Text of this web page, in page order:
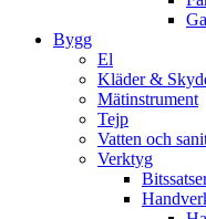
Bygg
El
Kläder &
Mätinstrument
Tejp
Vatten och
Verktyg